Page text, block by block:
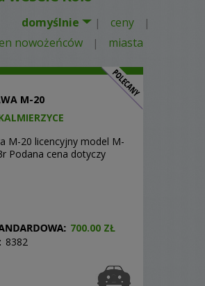
domyślnie | ceny |
nowożeńców | miasta
M-20
M-20 licencyjny model M-
Podana cena dotyczy
700.00 ZŁ
8382